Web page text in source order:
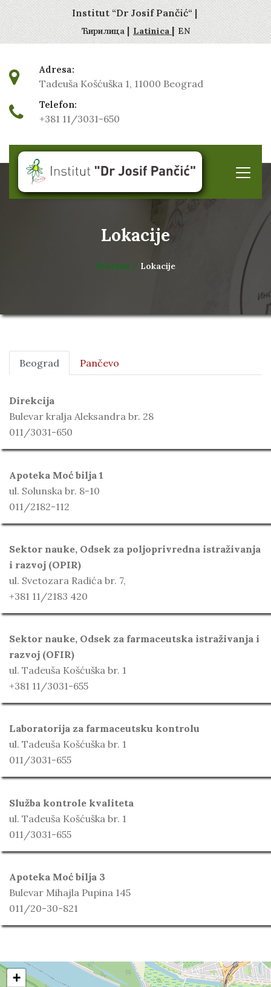
Institut “Dr Josif Pančić“ |
Ћирилица | Latinica| EN
Adresa:
Tadeuša Košćuška 1, 11000 Beograd
Telefon:
+381 11/3031-650
Lokacije
Početna / Lokacije
Beograd Pančevo
Direkcija
Bulevar kralja Aleksandra br. 28
011/3031-650
Apoteka Moć bilja 1
ul. Solunska br. 8-10
011/2182-112
Sektor nauke, Odsek za poljoprivredna istraživanja
i razvoj (OPIR)
ul. Svetozara Radića br. 7,
+381 11/2183 420
Sektor nauke, Odsek za farmaceutska istraživanja i
razvoj (OFIR)
ul. Tadeuša Košćuška br. 1
+381 11/3031-655
Laboratorija za farmaceutsku kontrolu
ul. Tadeuša Košćuška br. 1
011/3031-655
Služba kontrole kvaliteta
ul. Tadeuša Košćuška br. 1
011/3031-655
Apoteka Moć bilja 3
Bulevar Mihajla Pupina 145
011/20-30-821
+